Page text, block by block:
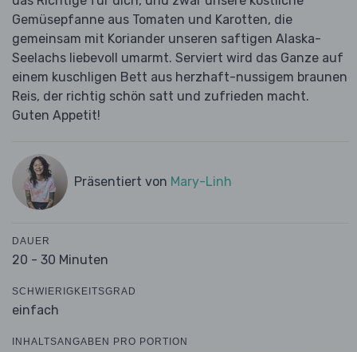
Gemüsepfanne aus Tomaten und Karotten, die
gemeinsam mit Koriander unseren saftigen Alaska-
Seelachs liebevoll umarmt. Serviert wird das Ganze auf
einem kuschligen Bett aus herzhaft-nussigem braunen
Reis, der richtig schön satt und zufrieden macht.
Guten Appetit!
Präsentiert von Mary-Linh
DAUER
20 - 30 Minuten
SCHWIERIGKEITSGRAD
einfach
INHALTSANGABEN PRO PORTION